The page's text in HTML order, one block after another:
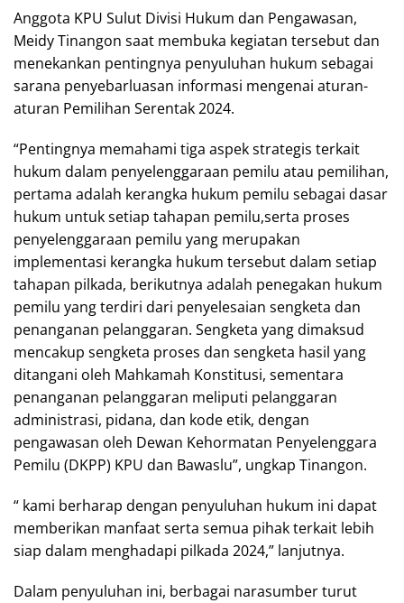
Anggota KPU Sulut Divisi Hukum dan Pengawasan,
Meidy Tinangon saat membuka kegiatan tersebut dan
menekankan pentingnya penyuluhan hukum sebagai
sarana penyebarluasan informasi mengenai aturan-
aturan Pemilihan Serentak 2024.
“Pentingnya memahami tiga aspek strategis terkait
hukum dalam penyelenggaraan pemilu atau pemilihan,
pertama adalah kerangka hukum pemilu sebagai dasar
hukum untuk setiap tahapan pemilu,serta proses
penyelenggaraan pemilu yang merupakan
implementasi kerangka hukum tersebut dalam setiap
tahapan pilkada, berikutnya adalah penegakan hukum
pemilu yang terdiri dari penyelesaian sengketa dan
penanganan pelanggaran. Sengketa yang dimaksud
mencakup sengketa proses dan sengketa hasil yang
ditangani oleh Mahkamah Konstitusi, sementara
penanganan pelanggaran meliputi pelanggaran
administrasi, pidana, dan kode etik, dengan
pengawasan oleh Dewan Kehormatan Penyelenggara
Pemilu (DKPP) KPU dan Bawaslu”, ungkap Tinangon.
“ kami berharap dengan penyuluhan hukum ini dapat
memberikan manfaat serta semua pihak terkait lebih
siap dalam menghadapi pilkada 2024,” lanjutnya.
Dalam penyuluhan ini, berbagai narasumber turut